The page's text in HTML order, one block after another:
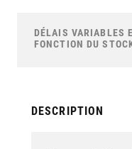
beginning
gallery
DÉLAIS VARIABLES
FONCTION DU
DESCRIPTION